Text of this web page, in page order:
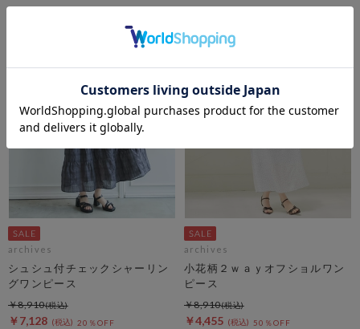
archives
シュシュ付チェックシャーリン
グワンピース
￥7,128 20％OFF
￥8,910
archives
小花柄２ｗａｙオフショルワン
ピース
￥4,455 50％OFF
￥8,910